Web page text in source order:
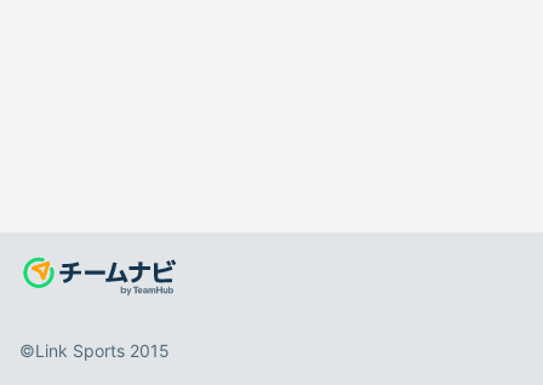
©️Link Sports 2015